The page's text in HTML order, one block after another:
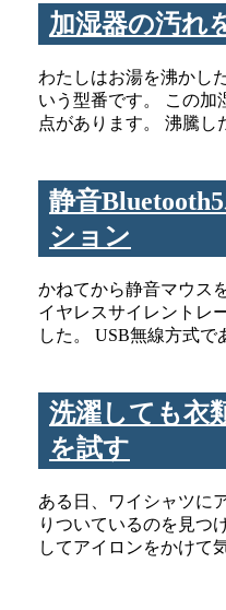
加湿器の汚れ
わたしはお湯を沸かし
いう型番です。 この加
点があります。 沸騰
静音
ション
かねてから静音マウス
イヤレスサイレントレ
した。 USB無線方式
洗濯しても衣
を試す
ある日、ワイシャツに
りついているのを見つ
してアイロンをかけて